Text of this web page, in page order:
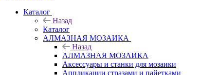
Каталог
Назад
Каталог
АЛМАЗНАЯ МОЗАИКА
Назад
АЛМАЗНАЯ МОЗАИКА
Аксессуары и станки для мозаики
Аппликации стразами и пайетками